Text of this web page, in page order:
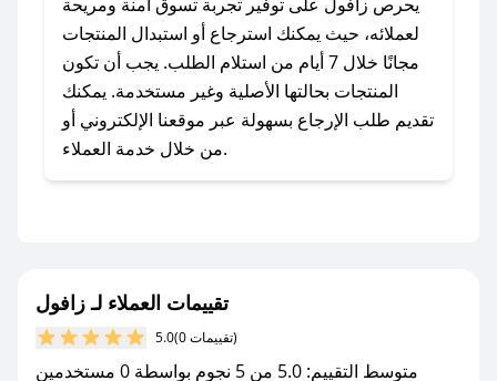
زافول؟
للحصول على كوبونات وخصومات حصرية، قم بما
يلي:
- اضغط على أيقونة متابعة لمتجر زافول في تطبيق
صحصح.
مع صحصح، تسوق بذكاء ووفّر على كل مشترياتك مع
لعملائه، حيث يمكنك استرجاع أو استبدال المنتجات
مجانًا خلال 7 أيام من استلام الطلب. يجب أن تكون
المنتجات بحالتها الأصلية وغير مستخدمة. يمكنك
تقديم طلب الإرجاع بسهولة عبر موقعنا الإلكتروني أو
من خلال خدمة العملاء.
تقييمات العملاء لـ زافول
5.0 (0 تقييمات)
متوسط التقييم: 5.0 من 5 نجوم بواسطة 0 مستخدمين